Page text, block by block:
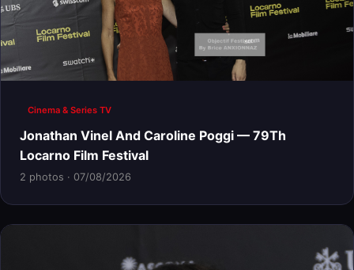
Cinema & Series TV
Jonathan Vinel And Caroline Poggi — 79Th
Locarno Film Festival
2 photos · 07/08/2026